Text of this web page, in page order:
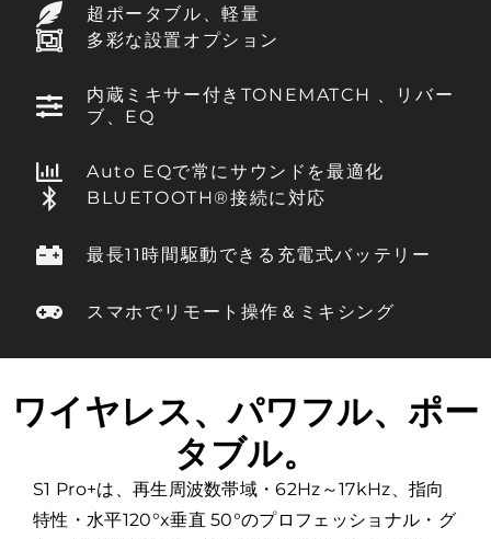
超ポータブル、軽量
多彩な設置オプション
内蔵ミキサー付きTONEMATCH 、リバー
ブ、EQ
Auto EQで常にサウンドを最適化
BLUETOOTH®接続に対応
最長11時間駆動できる充電式バッテリー
スマホでリモート操作＆ミキシング
ワイヤレス、パワフル、ポー
タブル。
S1 Pro+は、再生周波数帯域・62Hz～17kHz、指向
特性・水平120°x垂直 50°のプロフェッショナル・グ